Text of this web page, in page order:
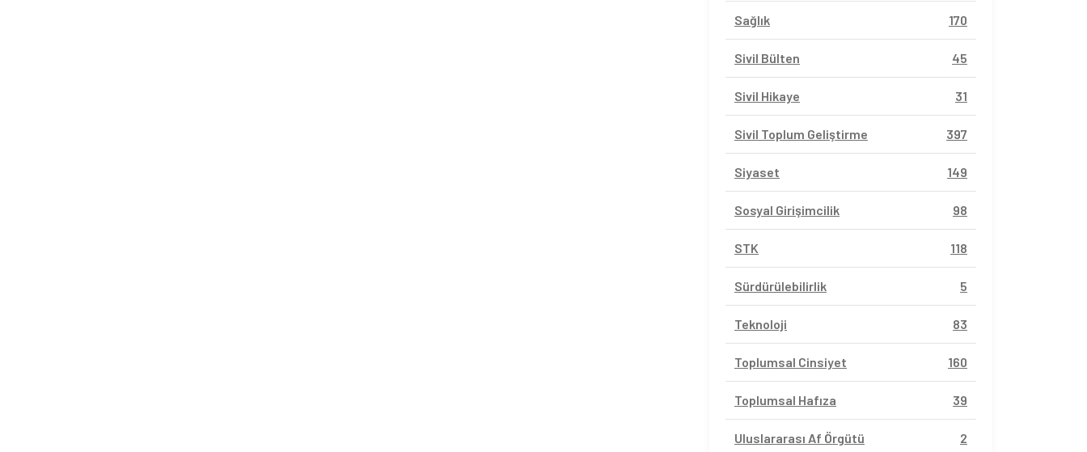
Sağlık 170
Sivil Bülten 45
Sivil Hikaye 31
Sivil Toplum Geliştirme 397
Siyaset 149
Sosyal Girişimcilik 98
STK 118
Sürdürülebilirlik 5
Teknoloji 83
Toplumsal Cinsiyet 160
Toplumsal Hafıza 39
Uluslararası Af Örgütü 2